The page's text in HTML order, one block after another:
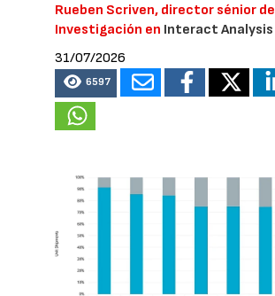
Rueben Scriven, director sénior de
Investigación en Interact Analysis
31/07/2026
6597